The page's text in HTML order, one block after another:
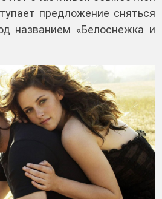
предложение сняться
названием «Белоснежка и